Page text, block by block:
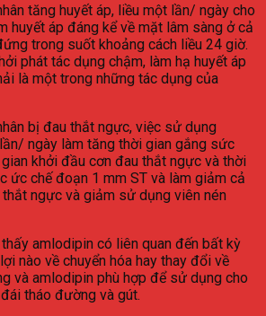
tăng huyết áp, liều một lần/ ngày cho
huyết áp đáng kể về mặt lâm sàng ở cả
trong suốt khoảng cách liều 24 giờ.
phát tác dụng chậm, làm hạ huyết áp
là một trong những tác dụng của
bị đau thắt ngực, việc sử dụng
ngày làm tăng thời gian gắng sức
khởi đầu cơn đau thắt ngực và thời
ức chế đoạn 1 mm ST và làm giảm cả
ngực và giảm sử dụng viên nén
amlodipin có liên quan đến bất kỳ
nào về chuyển hóa hay thay đổi về
và amlodipin phù hợp để sử dụng cho
tháo đường và gút.